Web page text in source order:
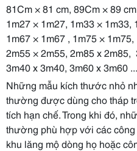
81Cm × 81 cm, 89Cm × 89
1m27 × 1m27, 1m33 × 1m33,
1m67 × 1m67 , 1m75 ×
2m55 × 2m55, 2m85 x 2m85,
3m40 x 3m40, 3m60 x 3m60
Những mẫu kích thước nhỏ
thường được dùng cho tháp
tích hạn chế. Trong khi đó,
thường phù hợp với các
khu lăng mộ dòng họ hoặc